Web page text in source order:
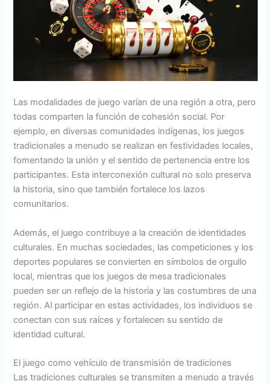
Las modalidades de juego varían de una región a otra, pero
todas comparten la función de cohesión social. Por
ejemplo, en diversas comunidades indígenas, los juegos
tradicionales a menudo se realizan en festividades locales,
fomentando la unión y el sentido de pertenencia entre los
participantes. Esta interconexión cultural no solo preserva
la historia, sino que también fortalece los lazos
comunitarios.
Además, el juego contribuye a la creación de identidades
culturales. En muchas sociedades, las competiciones y los
deportes populares se convierten en símbolos de orgullo
local, mientras que los juegos de mesa tradicionales
pueden ser un reflejo de la historia y las costumbres de una
región. Al participar en estas actividades, los individuos se
conectan con sus raíces y fortalecen su sentido de
identidad cultural.
El juego como vehículo de transmisión de tradiciones
Las tradiciones culturales se transmiten a menudo a través